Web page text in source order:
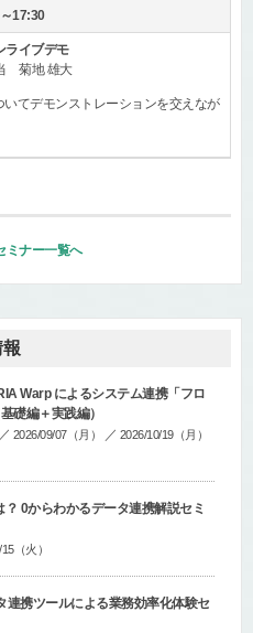
17:30
ライブデモ
菊地 雄大
いてデモンストレーションを交えなが
ミナー一覧へ
Warp によるシステム連携「フロ
基礎編＋実践編）
／ 2026/09/07（月） ／ 2026/10/19（月）
0からわかるデータ連携解説セミ
（火）
連携ツールによる業務効率化体験セ